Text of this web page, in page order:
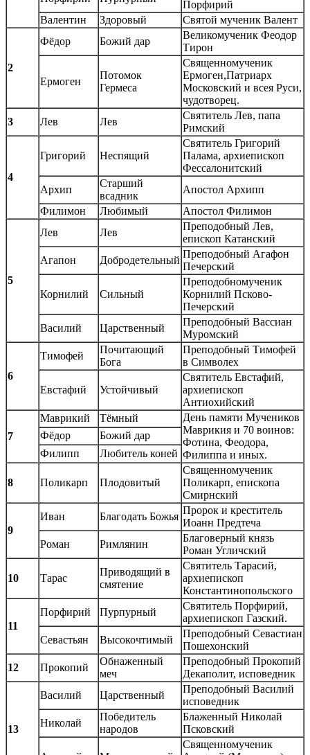
Порфирий
Валентин
Здоровый Святой мученик Валент
2
Фёдор Божий дар
Великомученик Феодор
Тирон
Ермоген
Потомок
Гермеса
Священномученик
Ермоген,Патриарх
Московский и всея Руси,
чудотворец.
3
Лев Лев
Святитель Лев, папа
Римский
4
Григорий Неспящий
Святитель Григорий
Палама, архиепископ
Фессалонитский
Архип
Старший
всадник
Апостол Архипп
Филимон
Любимый Апостол Филимон
5
Лев Лев
Преподобный Лев,
епископ Катанский
Агапон
Добродетельный
Преподобный Агафон
Печерский
Корнилий Сильный
Преподобномученик
Корнилий Псково-
Печерский
Василий
Царственный
Преподобный Вассиан
Муромский
6
Тимофей
Почитающий
Бога
Преподобный Тимофей
в Символех
Евстафий Устойчивый
Святитель Евстафий,
архиепископ
Антиохийский
7
Маврикий Тёмный
День памяти Мучеников
Маврикия и 70 воинов:
Фотина, Феодора,
Филиппа и иных.
Фёдор
Божий дар
Филипп
Любитель коней
8 Поликарп Плодовитый
Священномученик
Поликарп, епископа
Смирнский
9
Иван Благодать Божья
Пророк и креститель
Иоанн Предтеча
Роман
Римлянин
Благоверный князь
Роман Угличский
10 Тарас
Приводящий в
смятение
Святитель Тарасий,
архиепископ
Константинопольского
11
Порфирий Пурпурный
Святитель Порфирий,
архиепископ Газский.
Севастьян
Высокочтимый
Преподобный Севастиан
Пошехонский
12
Прокопий
Обнаженный
меч
Преподобный Прокопий
Декаполит, исповедник
13
Василий Царственный
Преподобный Василий
исповедник
Николай
Победитель
народов
Блаженный Николай
Псковский
Священномученик